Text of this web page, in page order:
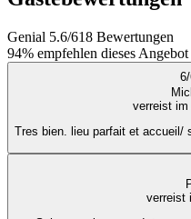
Genial 5.6/618 Bewertungen
94% empfehlen dieses Angebot
6/
verreist im
Tres bien. lieu parfait et
verreist